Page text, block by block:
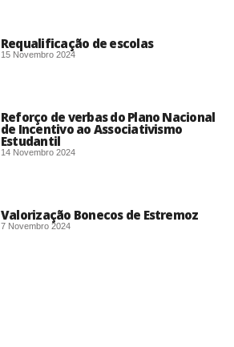
Requalificação de escolas
15 Novembro 2024
Reforço de verbas do Plano Nacional
de Incentivo ao Associativismo
Estudantil
14 Novembro 2024
Valorização Bonecos de Estremoz
7 Novembro 2024